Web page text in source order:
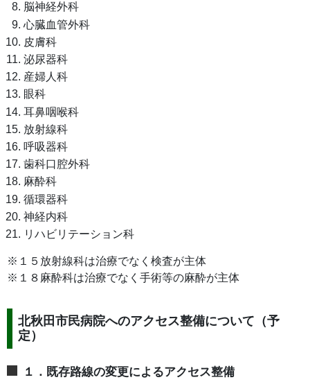
脳神経外科
心臓血管外科
皮膚科
泌尿器科
産婦人科
眼科
耳鼻咽喉科
放射線科
呼吸器科
歯科口腔外科
麻酔科
循環器科
神経内科
リハビリテーション科
※１５放射線科は治療でなく検査が主体
※１８麻酔科は治療でなく手術等の麻酔が主体
北秋田市民病院へのアクセス整備について（予
定）
１．既存路線の変更によるアクセス整備